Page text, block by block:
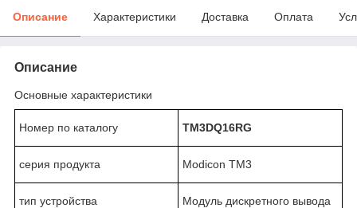
Описание Характеристики Доставка Оплата
Описание
Основные характеристики
Номер по каталогу TM3DQ16RG
серия продукта Modicon TM3
тип устройства Модуль дискретного вывода